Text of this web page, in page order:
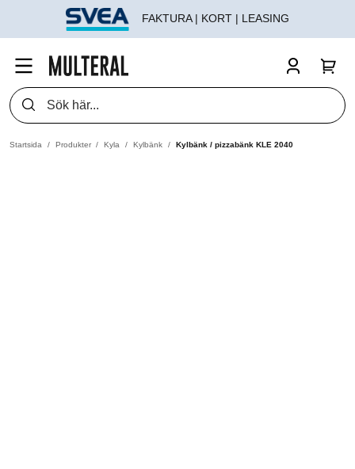
FAKTURA | KORT | LEASING
Startsida Produkter Kyla Kylbänk Kylbänk / pizzabänk KLE 2040